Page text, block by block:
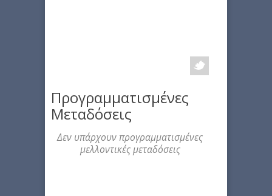
Προγραμματισμένες
Μεταδόσεις
Δεν υπάρχουν προγραμματισμένες
μελλοντικές μεταδόσεις